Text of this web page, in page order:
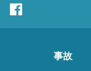
事故